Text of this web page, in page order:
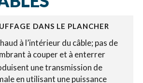
DANS LE PLANCHER
à l’intérieur du câble; pas de
à couper et à enterrer
une transmission de
en utilisant une puissance